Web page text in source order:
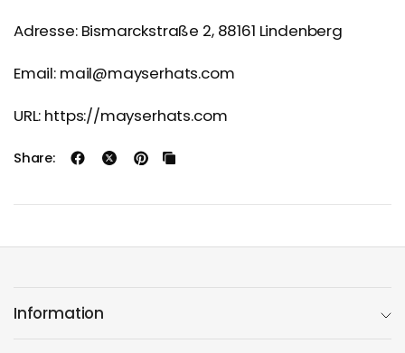
Adresse: Bismarckstraße 2, 88161 Lindenberg
Email: mail@mayserhats.com
URL: https://mayserhats.com
Share:
Information